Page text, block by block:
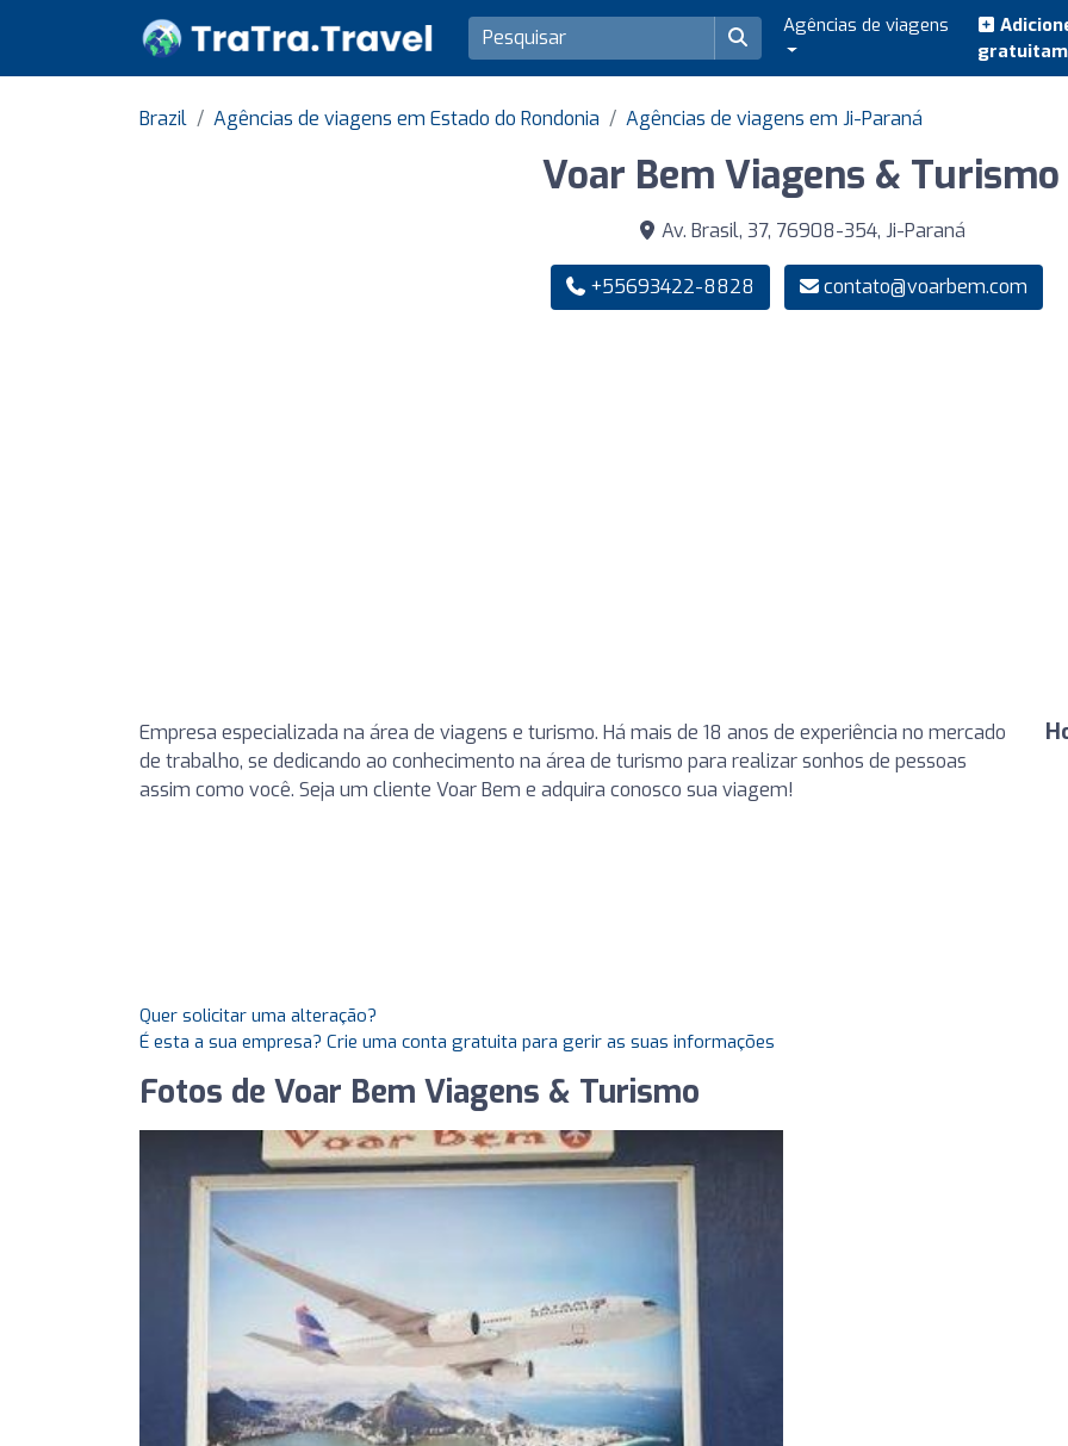
Agências de viagens
Brazil Agências de viagens em Estado do Rondonia Agências de viagens em Ji-Paraná
Voar Bem Viagens & Turismo
Av. Brasil, 37, 76908-354, Ji-Paraná
+55693422-8828 contato@voarbem.com
Empresa especializada na área de viagens e turismo. Há mais de 18 anos de experiência no mercado
de trabalho, se dedicando ao conhecimento na área de turismo para realizar sonhos de pessoas
assim como você. Seja um cliente Voar Bem e adquira conosco sua viagem!
Quer solicitar uma alteração?
É esta a sua empresa? Crie uma conta gratuita para gerir as suas informações
Fotos de Voar Bem Viagens & Turismo